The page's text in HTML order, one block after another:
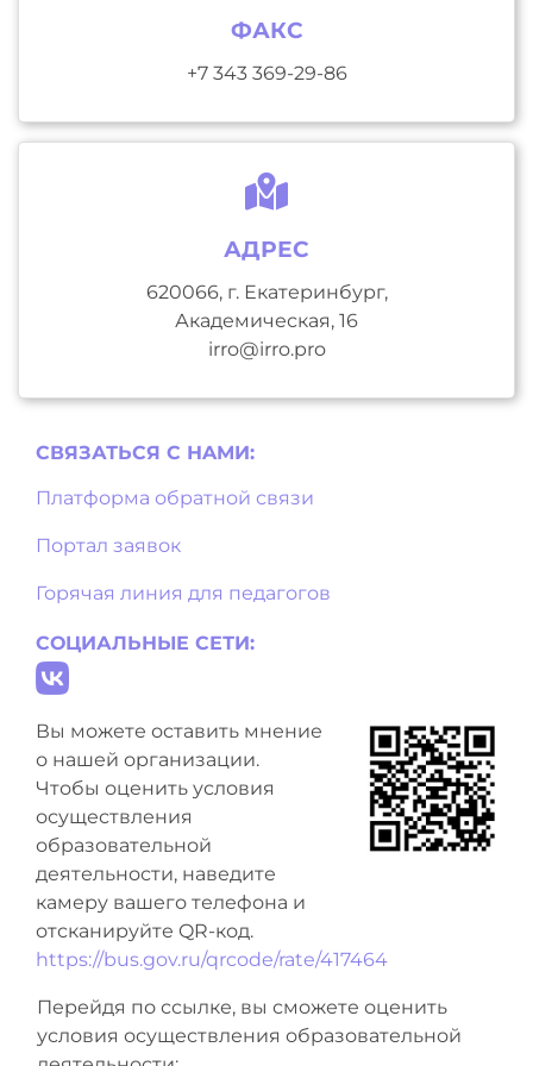
ФАКС
+7 343 369-29-86
АДРЕС
620066, г. Екатеринбург,
Академическая, 16
irro@irro.pro
СВЯЗАТЬСЯ С НAМИ:
Платформа обратной связи
Портал заявок
Горячая линия для педагогов
СОЦИАЛЬНЫЕ СЕТИ:
Вы можете оставить мнение
о нашей организации.
Чтобы оценить условия
осуществления
образовательной
деятельности, наведите
камеру вашего телефона и
отсканируйте QR-код.
https://bus.gov.ru/qrcode/rate/417464
Перейдя по ссылке, вы сможете оценить
условия осуществления образовательной